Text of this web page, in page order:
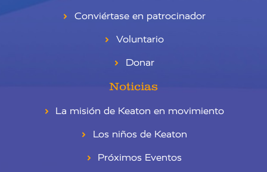
Conviértase en patrocinador
Voluntario
Donar
Noticias
La misión de Keaton en movimiento
Los niños de Keaton
Próximos Eventos